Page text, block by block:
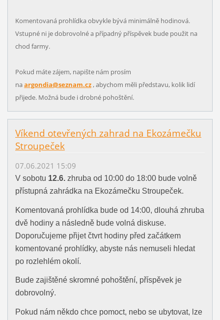
Komentovaná prohlídka obvykle bývá minimálně hodinová.
Vstupné ni je dobrovolné a případný příspěvek bude použit na
chod farmy.
Pokud máte zájem, napište nám prosím
na argondia@seznam.cz, abychom měli představu, kolik lidí
přijede. Možná bude i drobné pohoštění.
Víkend otevřených zahrad na Ekozámečku
Stroupeček
07.06.2021 15:09
V sobotu 12.6.zhruba od 10:00 do 18:00 bude volně
přístupná zahrádka na Ekozámečku Stroupeček.
Komentovaná prohlídka bude od 14:00, dlouhá zhruba
dvě hodiny a následně bude volná diskuse.
Doporučujeme přijet čtvrt hodiny před začátkem
komentované prohlídky, abyste nás nemuseli hledat
po rozlehlém okolí.
Bude zajištěné skromné pohoštění, příspěvek je
dobrovolný.
Pokud nám někdo chce pomoct, nebo se ubytovat, lze